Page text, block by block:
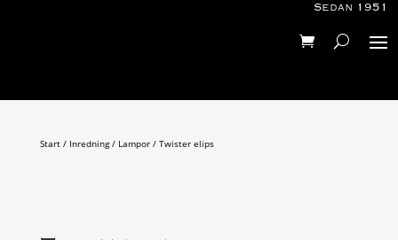
Sedan 1951
Start/ Inredning/ Lampor/ Twister elips